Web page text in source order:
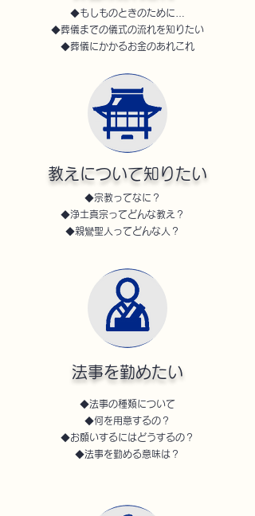
◆もしものときのために…
◆葬儀までの儀式の流れを知りたい
◆葬儀にかかるお金のあれこれ
教えについて知りたい
◆宗教ってなに？
◆浄土真宗ってどんな教え？
◆親鸞聖人ってどんな人？
​法事を勤めたい
◆法事の種類について
◆何を用意するの？
◆お願いするにはどうするの？
◆法事を勤める意味は？